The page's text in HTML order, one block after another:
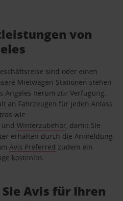
von
sind oder einen
Mietwagen-Stationen stehen
herum zur Verfügung.
an Fahrzeugen für jeden Anlass
wie
und Winterzubehör , damit Sie
erhalten durch die Anmeldung
Avis Preferred zudem ein
kostenlos.
Avis für Ihren